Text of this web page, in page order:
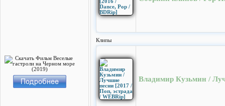
Клипы
Владимир Кузьмин /